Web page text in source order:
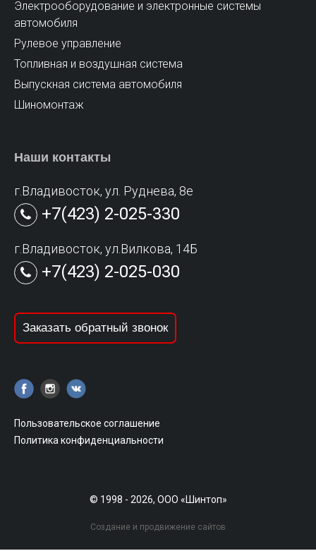
Электрооборудование и электронные системы
автомобиля
Рулевое управление
Топливная и воздушная система
Выпускная система автомобиля
Шиномонтаж
Наши контакты
г.Владивосток, ул. Руднева, 8е
+7(423) 2-025-330
г.Владивосток, ул.Вилкова, 14Б
+7(423) 2-025-030
Заказать обратный звонок
Пользовательское соглашение
Политика конфиденциальности
© 1998 - 2026, ООО «Шинтоп»
Создание и продвижение сайтов